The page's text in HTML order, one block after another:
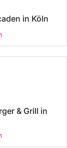
in Köln
& Grill in